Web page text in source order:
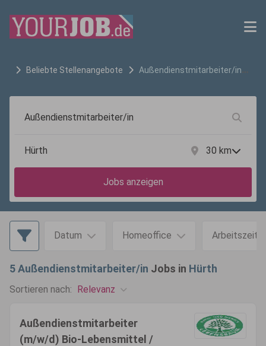
Beliebte Stellenangebote
Außendienstmitarbeiter/in
30 km
Jobs anzeigen
Datum Homeoffice Arbeitszeit
5Außendienstmitarbeiter/in Jobs in Hürth
Sortieren nach: Relevanz
Außendienstmitarbeiter
(m/w/d) Bio-Lebensmittel /